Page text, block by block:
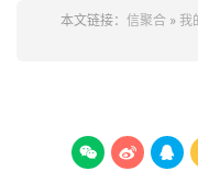
本文链接： 信聚合» 我
  